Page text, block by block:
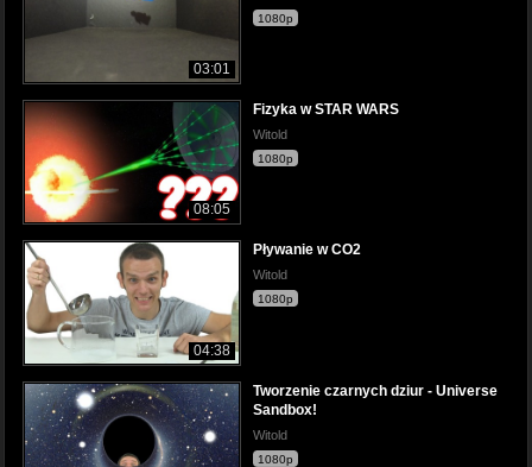
03:01
1080p
08:05
Fizyka w STAR WARS
Witold
1080p
04:38
Pływanie w CO2
Witold
1080p
Tworzenie czarnych dziur - Universe
Sandbox!
Witold
1080p